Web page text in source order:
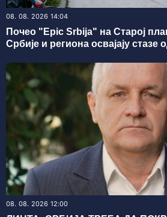
08. 08. 2026 14:04
Почео "Epic Srbija" на Старој
Србије и региона освајају стазе
08. 08. 2026 12:00